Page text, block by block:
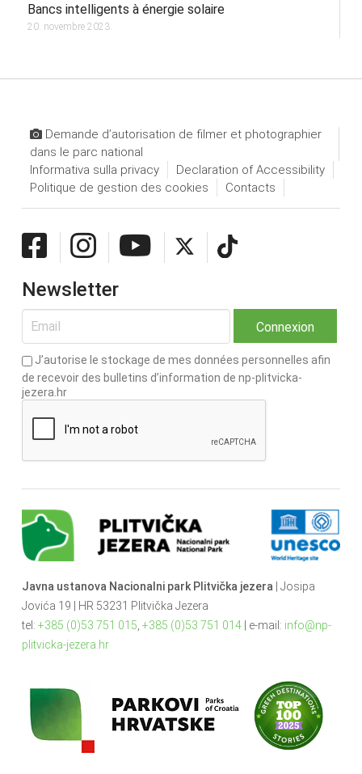
Bancs intelligents à énergie solaire
20. novembre 2023.
Demande d’autorisation de filmer et photographier
dans le parc national
Informativa sulla privacy
Declaration of Accessibility
Politique de gestion des cookies
Contacts
Newsletter
J’autorise le stockage de mes données personnelles afin
de recevoir des bulletins d’information de np-plitvicka-
jezera.hr
Javna ustanova Nacionalni park Plitvička jezera | Josipa
Jovića 19 | HR 53231 Plitvička Jezera
tel: +385 (0)53 751 015 +385 (0)53 751 014| e-mail: info@np-
plitvicka-jezera.hr